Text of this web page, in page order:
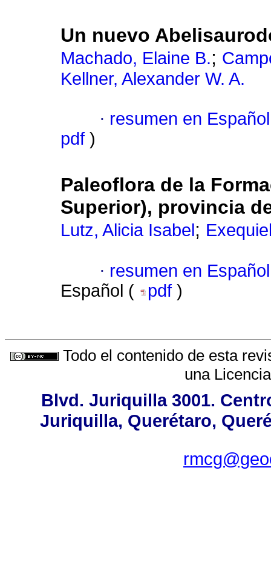
Un nuevo
Machado, Elaine B.;
Kellner, Alexander W. A.
· resumen en Español
pdf )
Paleoflora de la
Superior), provincia
Lutz, Alicia Isabel ;
· resumen en Español
Español (
pdf )
Todo el contenido de esta
una
Blvd. Juriquilla 3001.
Juriquilla, Querétaro,